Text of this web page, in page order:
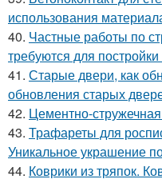
использования
40. Частные работы по
требуются для
41. Старые двери, как
обновления старых
42. Цементно-
43. Трафареты для
Уникальное украшение
44. Коврики из тряпок.